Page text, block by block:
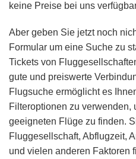
keine Preise bei uns
Aber geben Sie jetzt noch
Formular um eine Suche zu
Tickets von
gute und preiswerte
Flugsuche ermöglicht es
Filteroptionen zu verwenden,
geeigneten Flüge zu finden.
Fluggesellschaft, Abflugzeit,
und vielen anderen Faktoren